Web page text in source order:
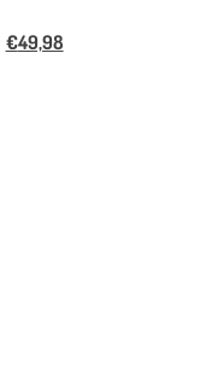
€49,98